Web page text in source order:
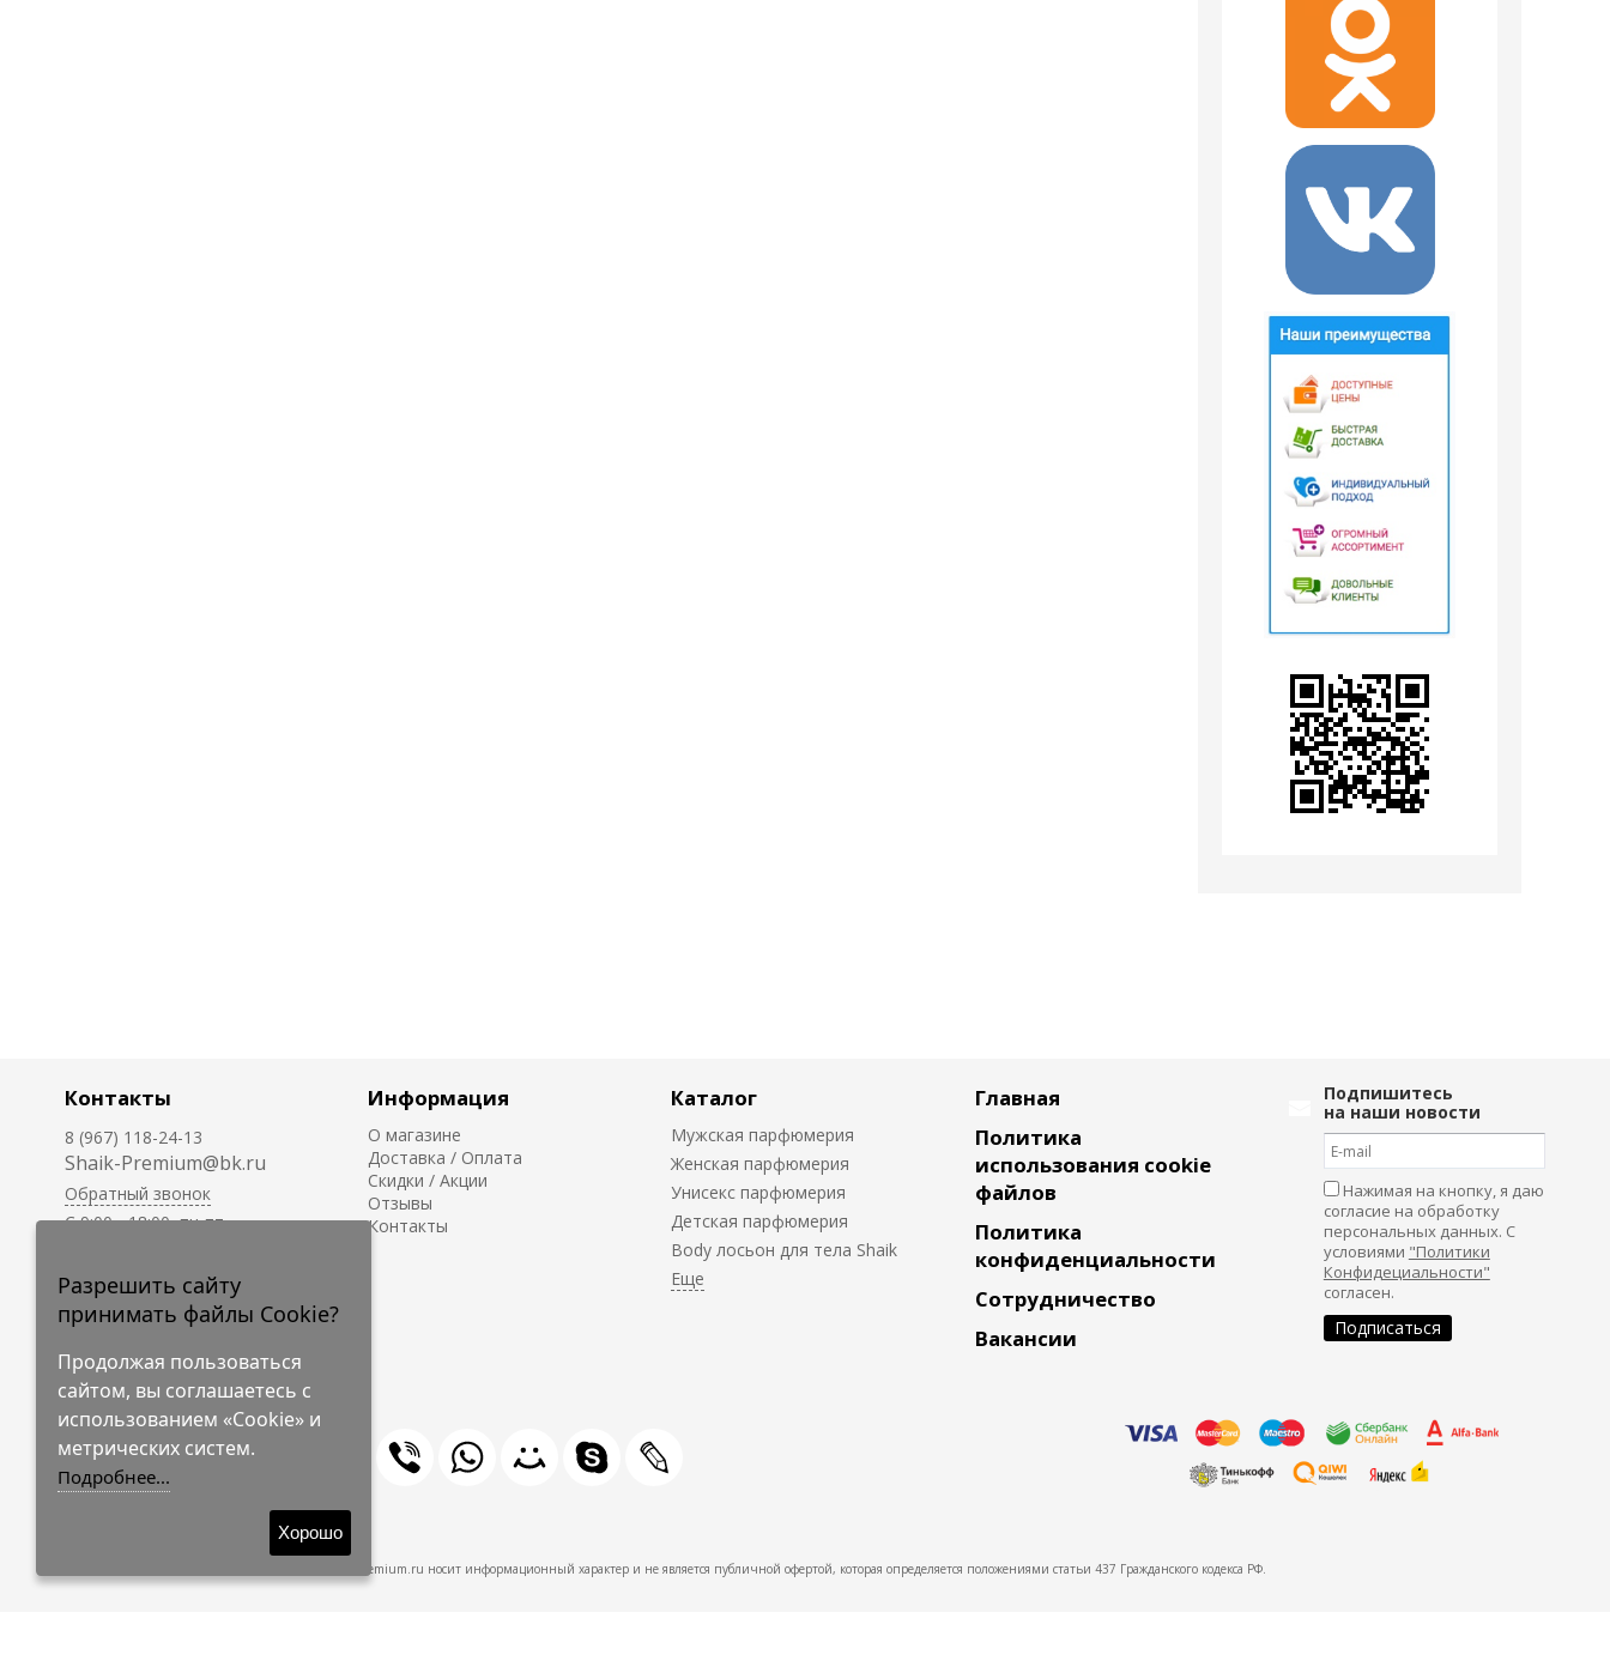
Контакты
8 (967) 118-24-13
Shaik-Premium@bk.ru
Обратный звонок
C 9:00 - 18:00, пн-пт
круглосуточно.
Информация
О магазине
Доставка / Оплата
Скидки / Акции
Отзывы
Контакты
Каталог
Мужская парфюмерия
Женская парфюмерия
Унисекс парфюмерия
Детская парфюмерия
Body лосьон для тела Shaik
Главная
Политика
использования cookie
файлов
Политика
конфиденциальности
Сотрудничество
Вакансии
Подпишитесь
на наши новости
Нажимая на кнопку, я даю
согласие на обработку
персональных данных. С
условиями "Политики
Конфидециальности"
согласен.
© 2009-2026 Shaik-Premium
Shaik-Premium.ru носит информационный характер и не является публичной офертой, которая определяется положениями статьи 437 Гражданского кодекса РФ.
Разрешить сайту
принимать файлы Cookie?
Продолжая пользоваться
сайтом, вы соглашаетесь с
использованием «Cookie» и
метрических систем.
Подробнее...
Хорошо